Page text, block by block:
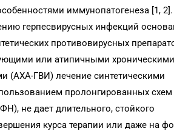
иммунопатогенеза [1, 2].
герпесвирусных инфекций
противовирусных
или атипичными хроническими
(АХА-ГВИ) лечение синтетическими
пролонгированных схем
не дает длительного, стойкого
курса терапии или даже на